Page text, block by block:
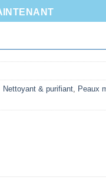
Nettoyant & purifiant, Peaux